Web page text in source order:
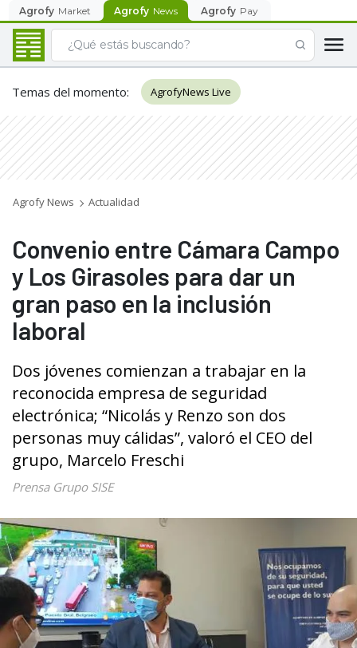
Agrofy Market Agrofy News Agrofy Pay
Temas del momento: AgrofyNews Live
Agrofy News Actualidad
Convenio entre Cámara Campo
y Los Girasoles para dar un
gran paso en la inclusión
laboral
Dos jóvenes comienzan a trabajar en la
reconocida empresa de seguridad
electrónica; “Nicolás y Renzo son dos
personas muy cálidas”, valoró el CEO del
grupo, Marcelo Freschi
Prensa Grupo SISE